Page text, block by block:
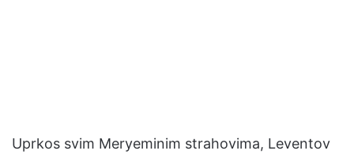
Uprkos svim Meryeminim strahovima, Leventov